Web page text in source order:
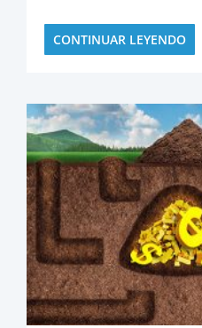
CONTINUAR LEYENDO